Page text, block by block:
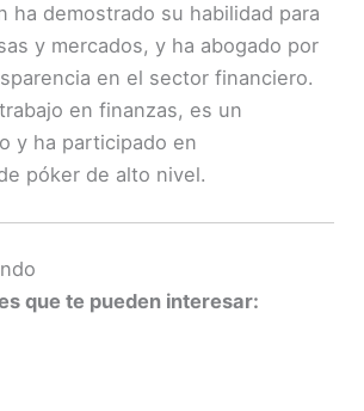
ha demostrado su habilidad para
y mercados, y ha abogado por
en el sector financiero.
en finanzas, es un
y ha participado en
póker de alto nivel.
que te pueden interesar: